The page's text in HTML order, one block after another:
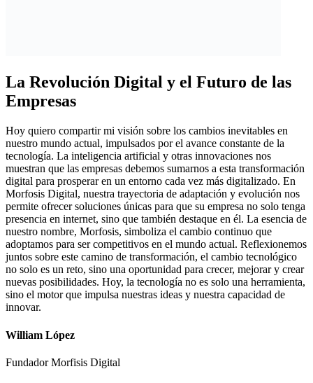
La Revolución Digital y el Futuro de las
Empresas
Hoy quiero compartir mi visión sobre los cambios inevitables en
nuestro mundo actual, impulsados por el avance constante de la
tecnología. La inteligencia artificial y otras innovaciones nos
muestran que las empresas debemos sumarnos a esta transformación
digital para prosperar en un entorno cada vez más digitalizado. En
Morfosis Digital, nuestra trayectoria de adaptación y evolución nos
permite ofrecer soluciones únicas para que su empresa no solo tenga
presencia en internet, sino que también destaque en él. La esencia de
nuestro nombre, Morfosis, simboliza el cambio continuo que
adoptamos para ser competitivos en el mundo actual. Reflexionemos
juntos sobre este camino de transformación, el cambio tecnológico
no solo es un reto, sino una oportunidad para crecer, mejorar y crear
nuevas posibilidades. Hoy, la tecnología no es solo una herramienta,
sino el motor que impulsa nuestras ideas y nuestra capacidad de
innovar.
William López
Fundador Morfisis Digital